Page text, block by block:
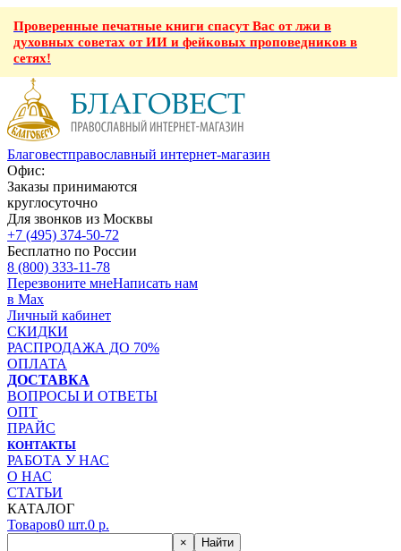
Проверенные печатные книги спасут Вас от лжи в
духовных советах от ИИ и фейковых проповедников в
сетях!
Благовестправославный интернет-магазин
Офис:
Заказы принимаются
круглосуточно
Для звонков из Москвы
+7 (495) 374-50-72
Бесплатно по России
8 (800) 333-11-78
Перезвоните мнеНаписать нам
в Max
Личный кабинет
СКИДКИ
РАСПРОДАЖА ДО 70%
ОПЛАТА
ДОСТАВКА
ВОПРОСЫ И ОТВЕТЫ
ОПТ
ПРАЙС
КОНТАКТЫ
РАБОТА У НАС
О НАС
СТАТЬИ
КАТАЛОГ
Товаров0 шт.0 р.
× Найти